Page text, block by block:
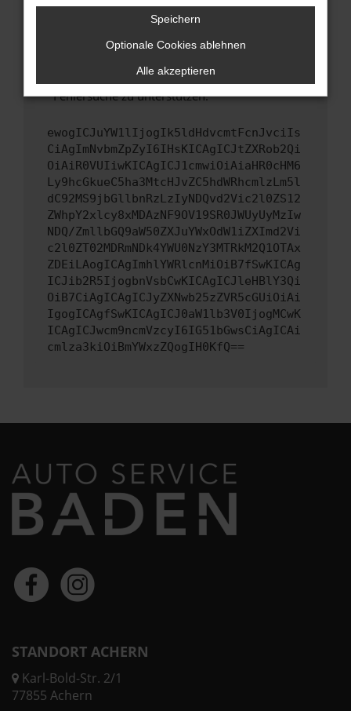
Wende dich an den Webseitenbetreiber.
Wenn du alle oben genannten Schritte versucht
hast, kontaktiere uns bitte. Wir werden
uns diesen Text schicken, um uns bei der
Fehlersuche zu unterstützen:
ewogICJuYW1lIjogIk5ldHdvcmtFcnJvciIs
CiAgImNvbmZpZyI6IHsKICAgICJtZXRob2Qi
OiAiR0VUIiwKICAgICJ1cmwiOiAiaHR0cHM6
Ly9hcGkueC5ha3MtcHJvZC5hdWRhcmlzLm5l
dC92MS9jbGllbnRzLzIyNDQvd2Vic2l0ZS12
ZWhpY2xlcy8xMDAzNF9OV19SR0JWUyUyMzIw
NDQ/ZmllbGQ9aW50ZXJuYWxOdW1iZXImd2Vi
c2l0ZT02MDRmNDk4YWU0NzY3MTRkM2Q1OTAx
ZDEiLAogICAgImhlYWRlcnMiOiB7fSwKICAg
ICJib2R5IjogbnVsbCwKICAgICJleHBlY3Qi
OiB7CiAgICAgICJyZXNwb25zZVR5cGUiOiAi
IgogICAgfSwKICAgICJ0aW1lb3V0IjogMCwK
ICAgICJwcm9ncmVzcyI6IG51bGwsCiAgICAi
cmlza3kiOiBmYWxzZQogIH0KfQ==
STANDORT ACHERN
Karl-Bold-Str. 2/1
77855 Achern
Speichern
Optionale Cookies ablehnen
Alle akzeptieren